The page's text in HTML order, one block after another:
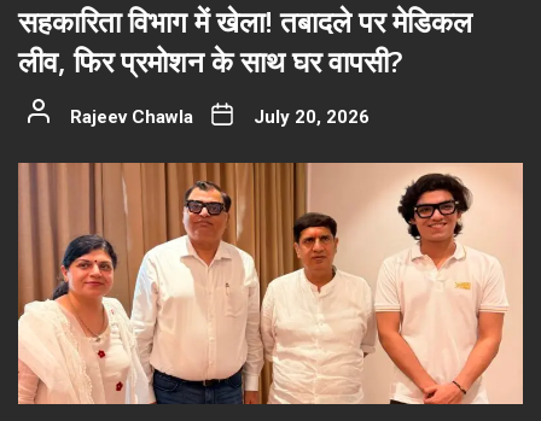
सहकारिता विभाग में खेला! तबादले पर मेडिकल
लीव, फिर प्रमोशन के साथ घर वापसी?
Rajeev Chawla July 20, 2026